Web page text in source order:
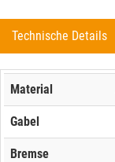
Technische Details
Material
Gabel
Bremse